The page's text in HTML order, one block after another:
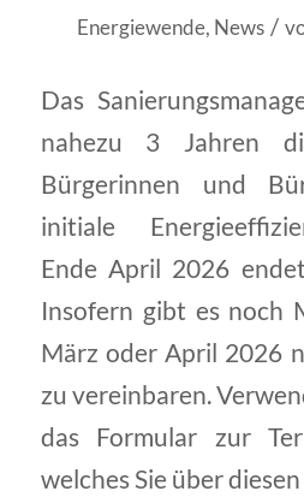
Energiewende, News /
Das
nahezu 3 Jahren
Bürgerinnen und
initiale
Ende April 2026
Insofern gibt es noch
März oder April 2026
zu vereinbaren.
das Formular zur
welches Sie über